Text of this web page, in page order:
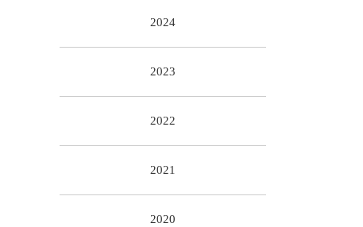
2024
2023
2022
2021
2020